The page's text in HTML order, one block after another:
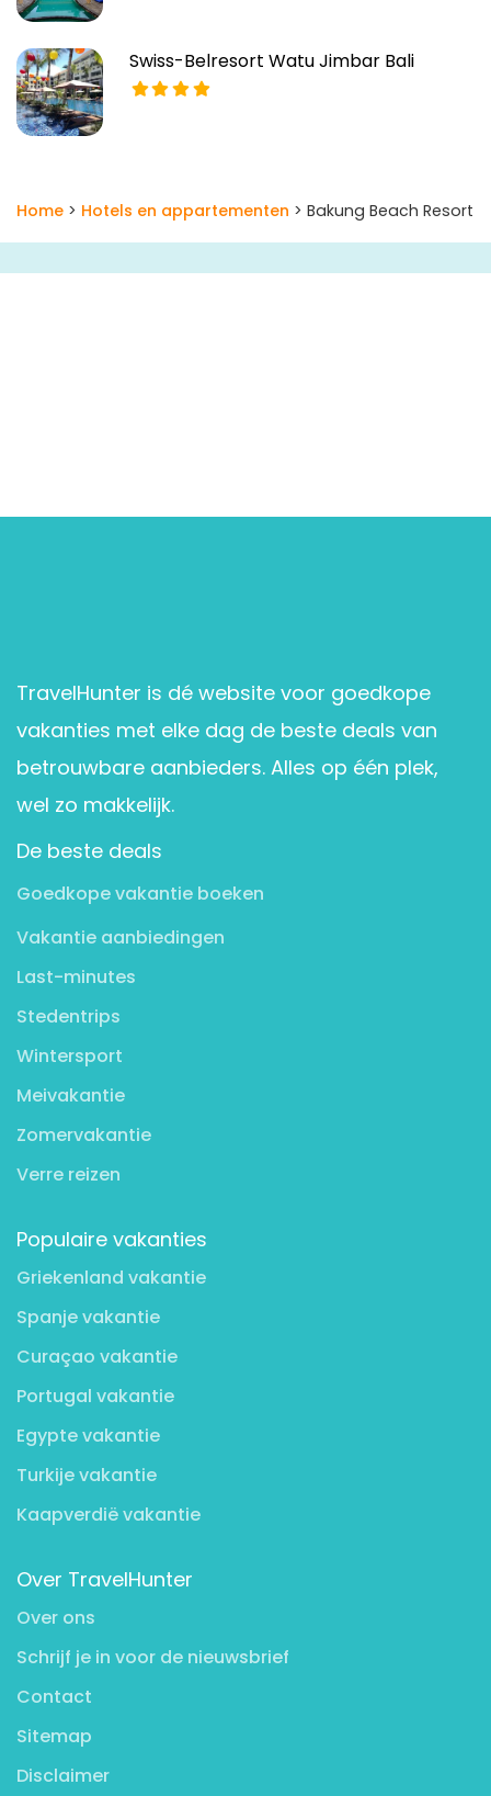
Swiss-Belresort Watu Jimbar Bali
Home > Hotels en appartementen > Bakung Beach Resort
TravelHunter is dé website voor goedkope
vakanties met elke dag de beste deals van
betrouwbare aanbieders. Alles op één plek,
wel zo makkelijk.
De beste deals
Goedkope vakantie boeken
Vakantie aanbiedingen
Last-minutes
Stedentrips
Wintersport
Meivakantie
Zomervakantie
Verre reizen
Populaire vakanties
Griekenland vakantie
Spanje vakantie
Curaçao vakantie
Portugal vakantie
Egypte vakantie
Turkije vakantie
Kaapverdië vakantie
Over TravelHunter
Over ons
Schrijf je in voor de nieuwsbrief
Contact
Sitemap
Disclaimer